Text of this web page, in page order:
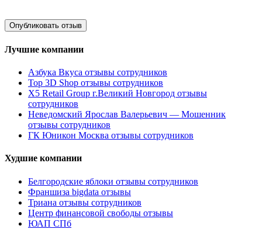
Лучшие компании
Азбука Вкуса отзывы сотрудников
Top 3D Shop отзывы сотрудников
X5 Retail Group г.Великий Новгород отзывы
сотрудников
Неведомский Ярослав Валерьевич — Мошенник
отзывы сотрудников
ГК Юникон Москва отзывы сотрудников
Худшие компании
Белгородские яблоки отзывы сотрудников
Франшиза bigdata отзывы
Триана отзывы сотрудников
Центр финансовой свободы отзывы
ЮАП СПб